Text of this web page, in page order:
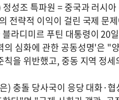
성조 특파원 = 중국과 러시
전략적 이익이 걸린 국제 문
라디미르 푸틴 대통령이 20
의 심화에 관한 공동성명'은 "
칙을 위반했고, 중동 지역 정
) 충돌 당사국이 응당 대화·